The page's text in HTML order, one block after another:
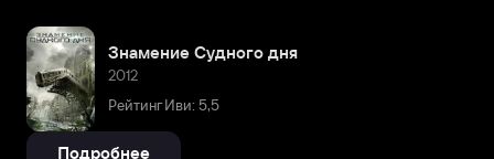
Знамение Судного дня
2012
Рейтинг Иви: 5,5
Подробнее